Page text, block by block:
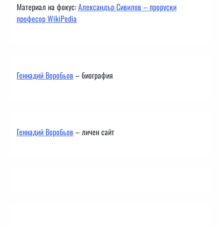
Материал на фокус:Александър Сивилов – проруски
професор WikiPedia
Геннадий Воробьов– биография
Геннадий Воробьов– личен сайт